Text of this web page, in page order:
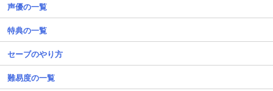
声優の一覧
特典の一覧
セーブのやり方
難易度の一覧